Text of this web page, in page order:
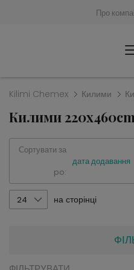
Про
Kilimi Chemex Килими
Килими
Сортувати за
po:
дата додавання
24 на сторінці